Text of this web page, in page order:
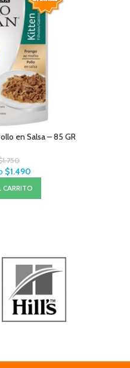
en Salsa – 85 GR
1.750
$1.490
CARRITO